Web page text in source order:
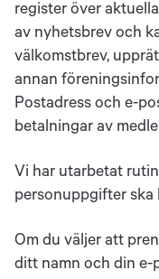
register över
av nyhetsbrev och
välkomstbrev,
annan
Postadress och e-
betalningar av
Vi har utarbetat
personuppgifter ska
Om du väljer att
ditt namn och din e-